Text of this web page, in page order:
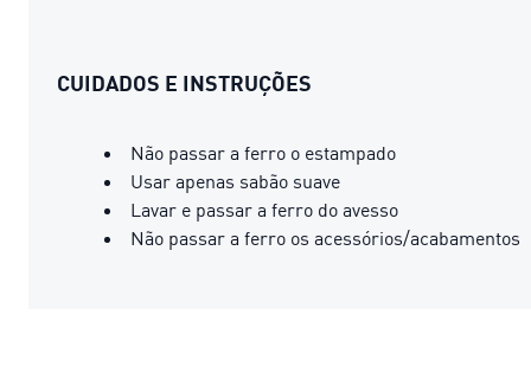
CUIDADOS E INSTRUÇÕES
Não passar a ferro o estampado
Usar apenas sabão suave
Lavar e passar a ferro do avesso
Não passar a ferro os acessórios/acabamentos